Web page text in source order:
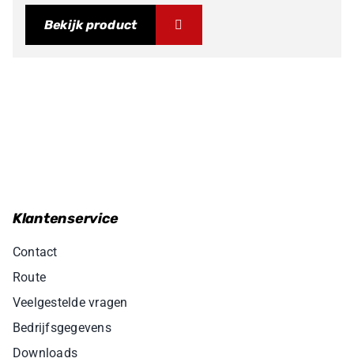
Bekijk product
Klantenservice
Contact
Route
Veelgestelde vragen
Bedrijfsgegevens
Downloads